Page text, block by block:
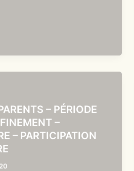
– PÉRIODE
–
– PARTICIPATION